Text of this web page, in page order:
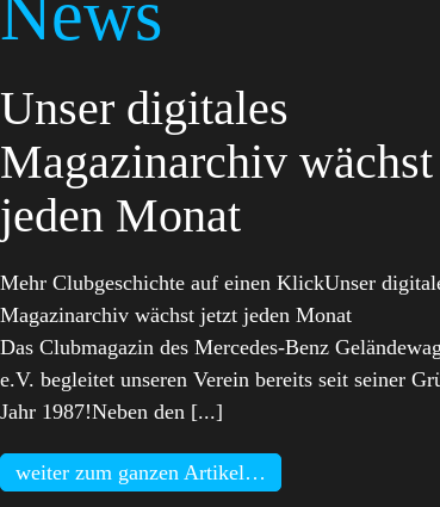
Unser digitales
Magazinarchiv
jeden Monat
Mehr Clubgeschichte auf einen KlickUnser
Magazinarchiv wächst jetzt jeden Monat
Das Clubmagazin des Mercedes-Benz
e.V. begleitet unseren Verein bereits seit seiner
Jahr 1987!Neben den [...]
weiter zum ganzen Artikel…